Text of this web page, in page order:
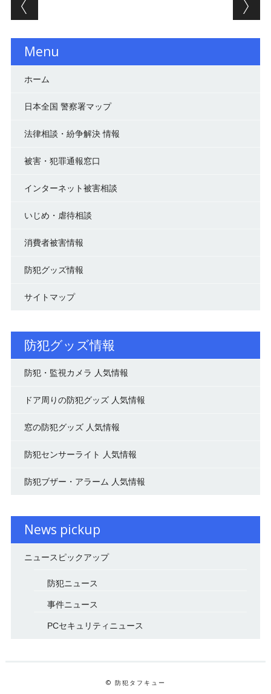
Menu
ホーム
日本全国 警察署マップ
法律相談・紛争解決 情報
被害・犯罪通報窓口
インターネット被害相談
いじめ・虐待相談
消費者被害情報
防犯グッズ情報
サイトマップ
防犯グッズ情報
防犯・監視カメラ 人気情報
ドア周りの防犯グッズ 人気情報
窓の防犯グッズ 人気情報
防犯センサーライト 人気情報
防犯ブザー・アラーム 人気情報
News pickup
ニュースピックアップ
防犯ニュース
事件ニュース
PCセキュリティニュース
© 防犯タフキュー